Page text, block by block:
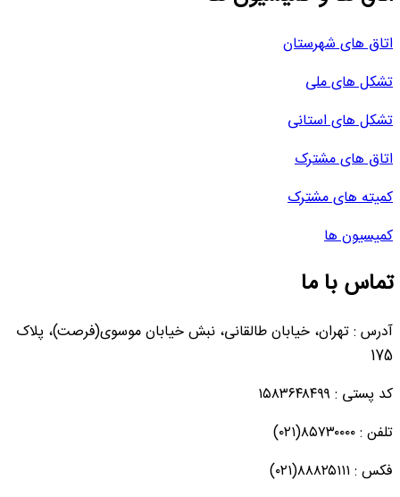
اتاق های شهرستان
تشکل های ملی
تشکل های استانی
اتاق های مشترک
کمیته های مشترک
کمیسیون ها
تماس با ما
آدرس : تهران، خیابان طالقانی، نبش خیابان موسوی(فرصت)، پلاک
175
کد پستی : ۱۵۸۳۶۴۸۴۹۹
تلفن : ۸۵۷۳۰۰۰۰(۰۲۱)
فکس : ۸۸۸۲۵۱۱۱(۰۲۱)